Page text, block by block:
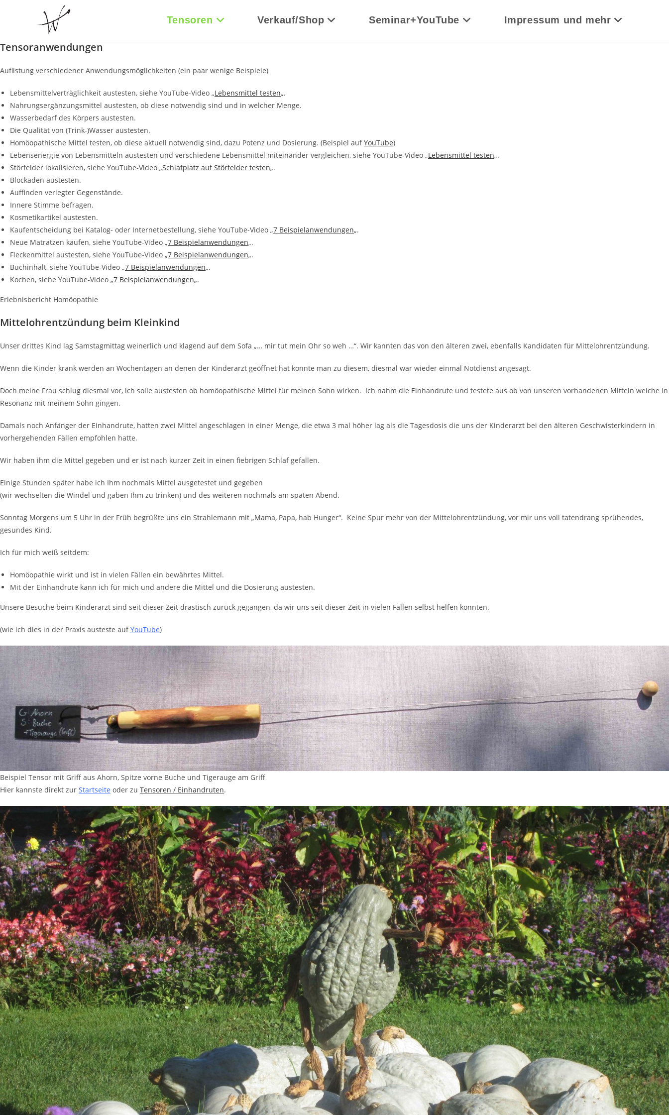
Tensoren Verkauf/Shop Seminar+YouTube Impressum und mehr
Tensoranwendungen
Auflistung verschiedener Anwendungsmöglichkeiten (ein paar wenige Beispiele)
Lebensmittelverträglichkeit austesten, siehe YouTube-Video „Lebensmittel testen„.
Nahrungsergänzungsmittel austesten, ob diese notwendig sind und in welcher Menge.
Wasserbedarf des Körpers austesten.
Die Qualität von (Trink-)Wasser austesten.
Homöopathische Mittel testen, ob diese aktuell notwendig sind, dazu Potenz und Dosierung. (Beispiel aufYouTube)
Lebensenergie von Lebensmitteln austesten und verschiedene Lebensmittel miteinander vergleichen, siehe YouTube-Video „Lebensmittel testen„.
Störfelder lokalisieren, siehe YouTube-Video „Schlafplatz auf Störfelder testen„.
Blockaden austesten.
Auffinden verlegter Gegenstände.
Innere Stimme befragen.
Kosmetikartikel austesten.
Kaufentscheidung bei Katalog- oder Internetbestellung, siehe YouTube-Video „7 Beispielanwendungen„.
Neue Matratzen kaufen, siehe YouTube-Video „7 Beispielanwendungen„.
Fleckenmittel austesten, siehe YouTube-Video „7 Beispielanwendungen„.
Buchinhalt, siehe YouTube-Video „7 Beispielanwendungen„.
Kochen, siehe YouTube-Video „7 Beispielanwendungen„.
Erlebnisbericht Homöopathie
Mittelohrentzündung beim Kleinkind
Unser drittes Kind lag Samstagmittag weinerlich und klagend auf dem Sofa „… mir tut mein Ohr so weh …“. Wir kannten das von den älteren zwei, ebenfalls Kandidaten für Mittelohrentzündung.
Wenn die Kinder krank werden an Wochentagen an denen der Kinderarzt geöffnet hat konnte man zu diesem, diesmal war wieder einmal Notdienst angesagt.
Doch meine Frau schlug diesmal vor, ich solle austesten ob homöopathische Mittel für meinen Sohn wirken. Ich nahm die Einhandrute und testete aus ob von unseren vorhandenen Mitteln welche in
Resonanz mit meinem Sohn gingen.
Damals noch Anfänger der Einhandrute, hatten zwei Mittel angeschlagen in einer Menge, die etwa 3 mal höher lag als die Tagesdosis die uns der Kinderarzt bei den älteren Geschwisterkindern in
vorhergehenden Fällen empfohlen hatte.
Wir haben ihm die Mittel gegeben und er ist nach kurzer Zeit in einen fiebrigen Schlaf gefallen.
Einige Stunden später habe ich Ihm nochmals Mittel ausgetestet und gegeben
(wir wechselten die Windel und gaben Ihm zu trinken) und des weiteren nochmals am späten Abend.
Sonntag Morgens um 5 Uhr in der Früh begrüßte uns ein Strahlemann mit „Mama, Papa, hab Hunger“. Keine Spur mehr von der Mittelohrentzündung, vor mir uns voll tatendrang sprühendes,
gesundes Kind.
Ich für mich weiß seitdem:
Homöopathie wirkt und ist in vielen Fällen ein bewährtes Mittel.
Mit der Einhandrute kann ich für mich und andere die Mittel und die Dosierung austesten.
Unsere Besuche beim Kinderarzt sind seit dieser Zeit drastisch zurück gegangen, da wir uns seit dieser Zeit in vielen Fällen selbst helfen konnten.
(wie ich dies in der Praxis austeste aufYouTube)
Beispiel Tensor mit Griff aus Ahorn, Spitze vorne Buche und Tigerauge am Griff
Hier kannste direkt zur Startseite oder zu Tensoren / Einhandruten.